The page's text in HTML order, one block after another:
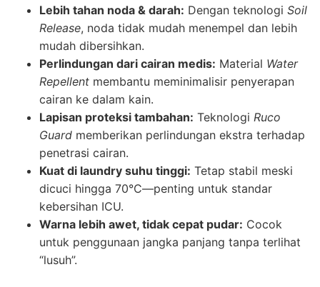
Lebih tahan noda & darah: Dengan teknologi Soil
Release, noda tidak mudah menempel dan lebih
mudah dibersihkan.
Perlindungan dari cairan medis: Material Water
Repellent membantu meminimalisir penyerapan
cairan ke dalam kain.
Lapisan proteksi tambahan: Teknologi Ruco
Guard memberikan perlindungan ekstra terhadap
penetrasi cairan.
Kuat di laundry suhu tinggi: Tetap stabil meski
dicuci hingga 70°C—penting untuk standar
kebersihan ICU.
Warna lebih awet, tidak cepat pudar: Cocok
untuk penggunaan jangka panjang tanpa terlihat
“lusuh”.